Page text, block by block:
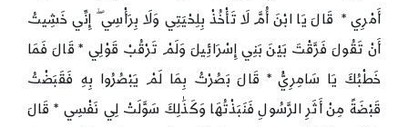
أَمْرِي * قَالَ يَا ابْنَ أُمَّ لَا تَأْخُذْ بِلِحْيَتِي وَلَا بِرَأْسِي ۖ إِنِّي خَشِيتُ
أَنْ تَقُولَ فَرَّقْتَ بَيْنَ بَنِي إِسْرَائِيلَ وَلَمْ تَرْقُبْ قَوْلِي * قَالَ فَمَا
خَطْبُكَ يَا سَامِرِيُّ * قَالَ بَصُرْتُ بِمَا لَمْ يَبْصُرُوا بِهِ فَقَبَضْتُ
قَبْضَةً مِنْ أَثَرِ الرَّسُولِ فَنَبَذْتُهَا وَكَذَٰلِكَ سَوَّلَتْ لِي نَفْسِي * قَالَ